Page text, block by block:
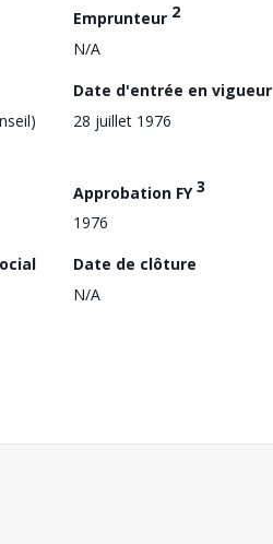
Emprunteur 2
N/A
Date d'entrée en vigueur
28 juillet 1976
Approbation FY3
1976
Date de clôture
N/A